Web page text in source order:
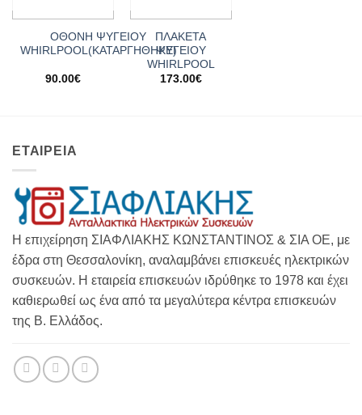
ΟΘΟΝΗ ΨΥΓΕΙΟΥ
WHIRLPOOL(ΚΑΤΑΡΓΗΘΗΚΕ)
90.00€
ΠΛΑΚΕΤΑ
ΨΥΓΕΙΟΥ
WHIRLPOOL
173.00€
ΕΤΑΙΡΕΙΑ
Η επιχείρηση ΣΙΑΦΛΙΑΚΗΣ ΚΩΝΣΤΑΝΤΙΝΟΣ & ΣΙΑ ΟΕ, με
έδρα στη Θεσσαλονίκη, αναλαμβάνει επισκευές ηλεκτρικών
συσκευών. Η εταιρεία επισκευών ιδρύθηκε το 1978 και έχει
καθιερωθεί ως ένα από τα μεγαλύτερα κέντρα επισκευών
της Β. Ελλάδος.